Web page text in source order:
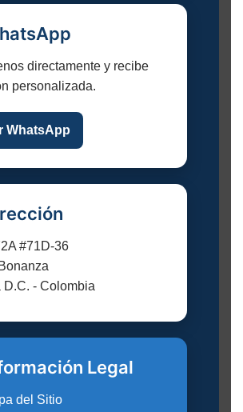
directamente y recibe
personalizada.
WhatsApp
#71D-36
D.C. - Colombia
Legal
del Sitio